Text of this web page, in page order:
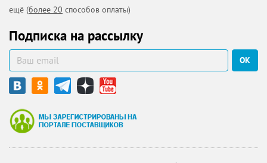
ещё (более 20 способов оплаты)
Подписка на рассылку
ОК